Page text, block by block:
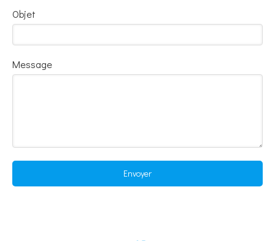
Objet
Message
Envoyer